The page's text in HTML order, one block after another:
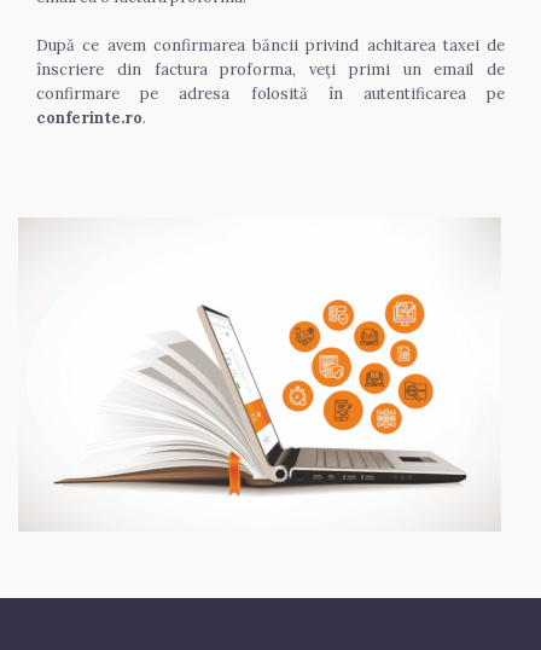
După ce avem confirmarea băncii privind achitarea taxei de
înscriere din factura proforma, veți primi un email de
conferinte.ro.